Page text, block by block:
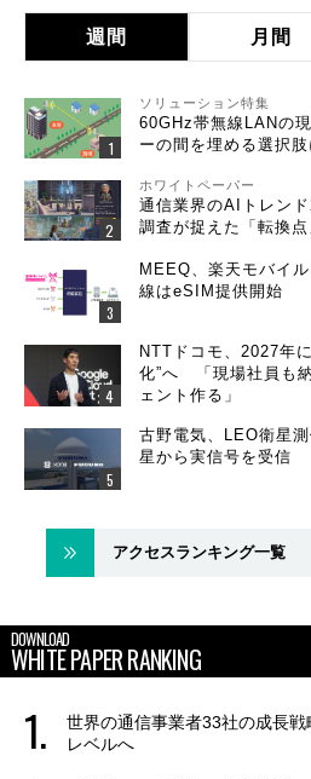
週間 月間
ソリューション特集
60GHz帯無線LANの
ーの間を埋める選択肢
ホワイトペーパー
通信業界のAIトレン
調査が捉えた「転換点
MEEQ、楽天モバイ
線はeSIM提供開始
NTTドコモ、2027年
化”へ 「現場社員も
ェント作る」
古野電気、LEO衛星
星から実信号を受信
アクセスランキング一覧
DOWNLOAD
WHITE PAPER RANKING
世界の通信事業者33社の成長
レベルへ